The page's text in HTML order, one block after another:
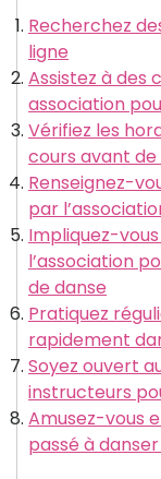
Recherchez
ligne
Assistez à des
association
Vérifiez les
cours avant de
Renseignez-
par
Impliquez-
l’association
de danse
Pratiquez
rapidement
Soyez ouvert
instructeurs
Amusez-vous
passé à